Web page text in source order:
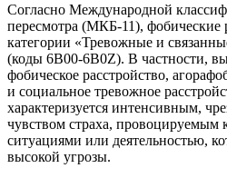
Согласно Международной
пересмотра (МКБ-11), фобические
категории «Тревожные и
(коды 6B00-6B0Z). В частности,
фобическое расстройство,
и социальное тревожное
характеризуется интенсивным,
чувством страха, провоцируемым
ситуациями или деятельностью,
высокой угрозы.